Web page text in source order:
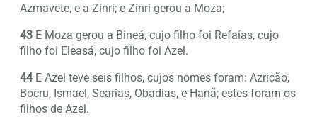
Azmavete, e a Zinri; e Zinri gerou a Moza;
43 E Moza gerou a Bineá, cujo filho foi Refaías, cujo
filho foi Eleasá, cujo filho foi Azel.
44E Azel teve seis filhos, cujos nomes foram: Azricão,
Bocru, Ismael, Searias, Obadias, e Hanã; estes foram os
filhos de Azel.